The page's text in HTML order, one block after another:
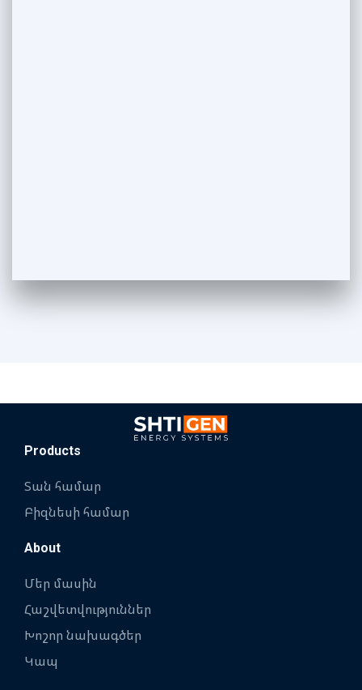
Products
Տան համար
Բիզնեսի համար
About
Մեր մասին
Հաշվետվություններ
Խոշոր նախագծեր
Կապ